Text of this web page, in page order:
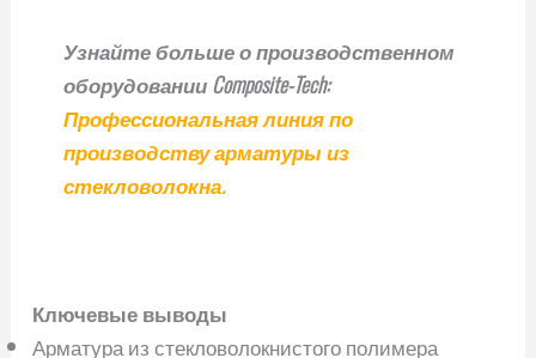
Узнайте больше о производственном
оборудовании Composite-Tech:
Профессиональная линия по
производству арматуры из
стекловолокна.
Ключевые выводы
Арматура из стекловолокнистого полимера